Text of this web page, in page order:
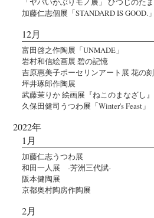
加藤仁志個展「STANDARD IS GOOD.」
12月
富田啓之作陶展「UNMADE」
岩村和信絵画展 碧の記憶
吉原惠美子ポーセリンアート展 花の刻
坪井琢郎作陶展
武藤茉りか 絵画展『ねこのまなざし』
久保田健司うつわ展「Winter's Feast」
2022年
1月
加藤仁志うつわ展
和田一人展 -芳洲三代賦-
阪本健陶展
京都奥村陶房作陶展
2月